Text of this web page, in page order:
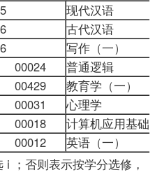
现代汉语
古代汉语
写作（一）
00024
普通逻辑
00429
教育学（一）
00031
心理学
00018
计算机应用基础
00012
英语（一）
；否则表示按学分选修，